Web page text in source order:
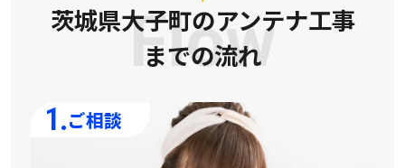
茨城県大子町のアンテナ工事
までの流れ
Flow
1.ご相談